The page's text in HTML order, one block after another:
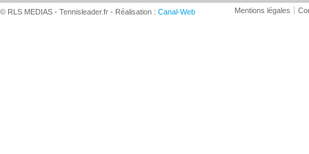
© RLS MEDIAS - Tennisleader.fr - Réalisation : Canal-Web Mentions légales